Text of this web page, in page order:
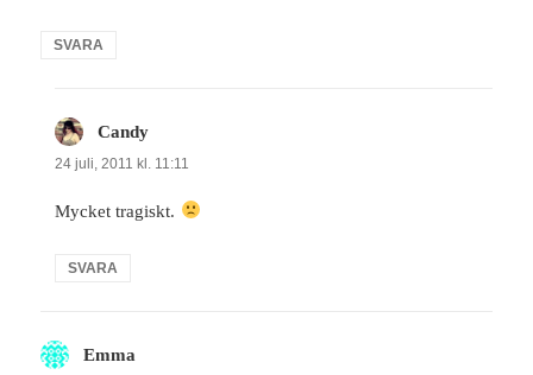
SVARA
Candy
24 juli, 2011 kl. 11:11
Mycket tragiskt.
SVARA
Emma